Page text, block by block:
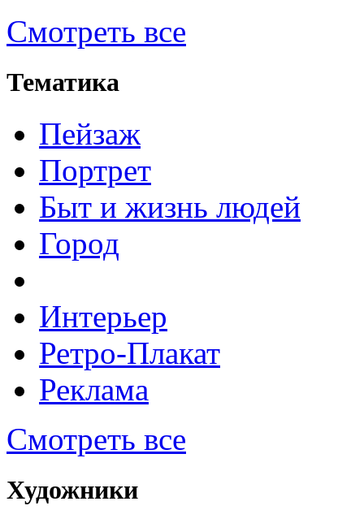
Смотреть все
Тематика
Пейзаж
Портрет
Быт и жизнь людей
Город
Интерьер
Ретро-Плакат
Реклама
Смотреть все
Художники